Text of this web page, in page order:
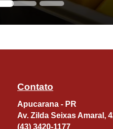
Por que Beto
a vice?
Contato
Apucarana - PR
Av. Zilda Seixas Amaral,
(43) 3420-1177